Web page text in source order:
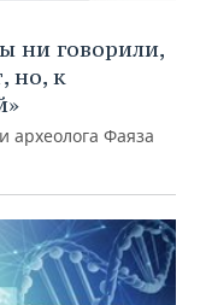
ни говорили,
но, к
археолога Фаяза